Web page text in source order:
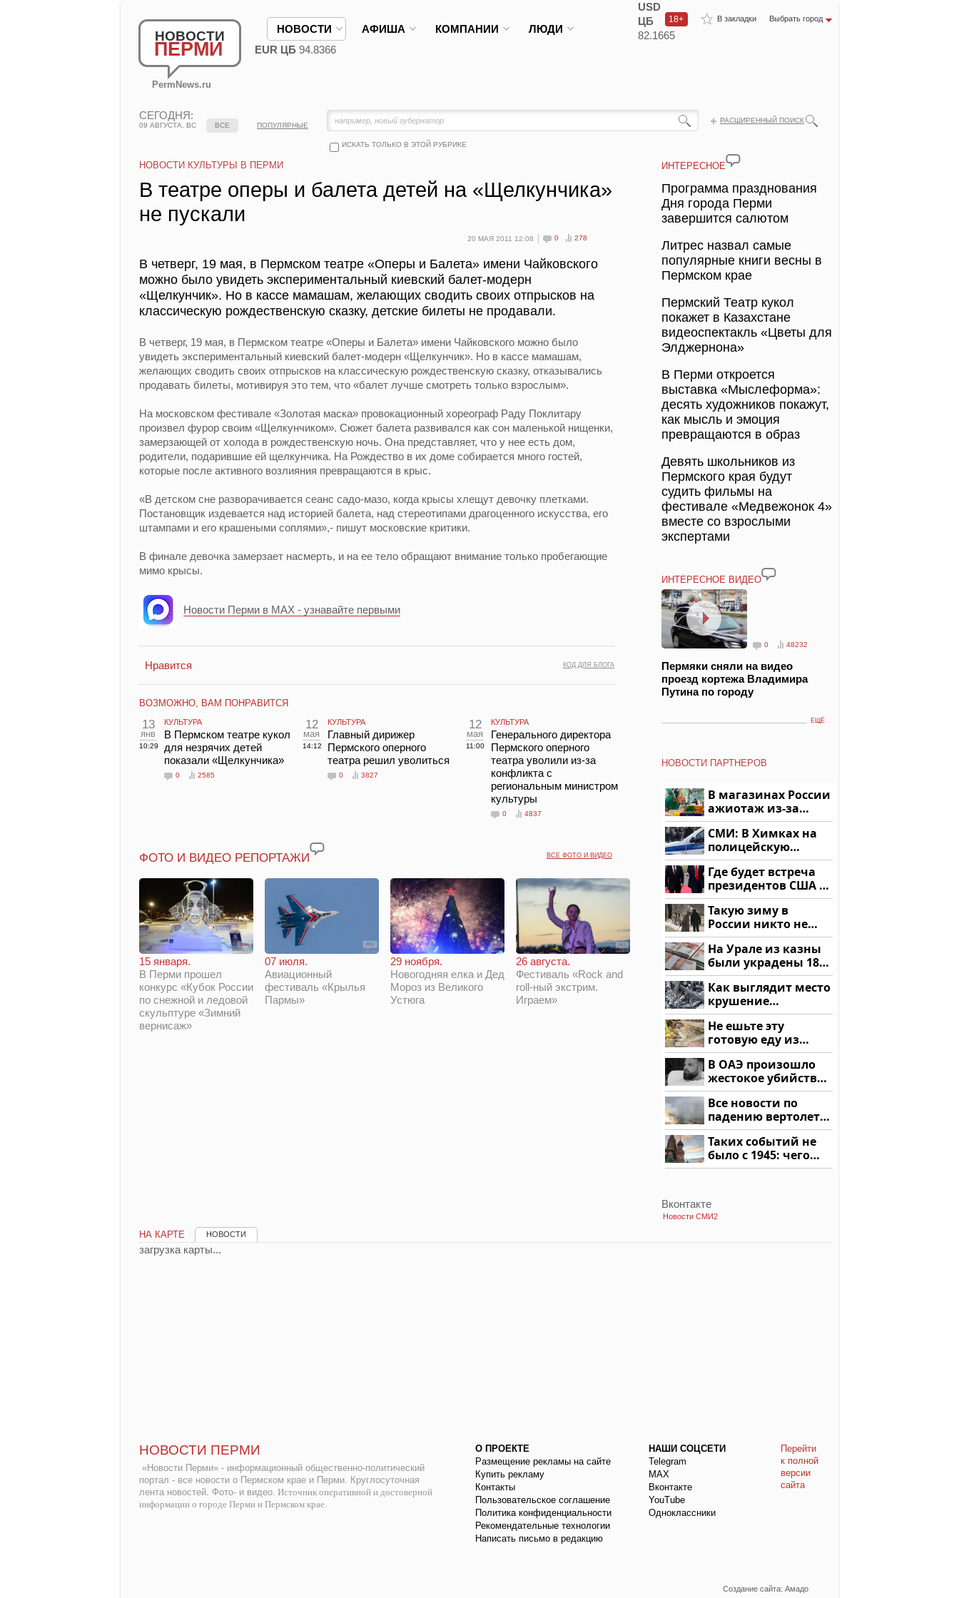
НОВОСТИ
ПЕРМИ
PermNews.ru
В закладки Выбрать город
18+
НОВОСТИ АФИША КОМПАНИИ ЛЮДИ
USD
ЦБ
82.1665
EUR ЦБ 94.8366
СЕГОДНЯ:
09 АВГУСТА, ВС
РАСШИРЕННЫЙ ПОИСК
ИСКАТЬ ТОЛЬКО В ЭТОЙ РУБРИКЕ
ВСЕ ПОПУЛЯРНЫЕ
НОВОСТИ КУЛЬТУРЫ В ПЕРМИ
В театре оперы и балета детей на «Щелкунчика»
не пускали
20 МАЯ 2011 12:08 0 278
В четверг, 19 мая, в Пермском театре «Оперы и Балета» имени Чайковского
можно было увидеть экспериментальный киевский балет-модерн
«Щелкунчик». Но в кассе мамашам, желающих сводить своих отпрысков на
классическую рождественскую сказку, детские билеты не продавали.
В четверг, 19 мая, в Пермском театре «Оперы и Балета» имени Чайковского можно было
увидеть экспериментальный киевский балет-модерн «Щелкунчик». Но в кассе мамашам,
желающих сводить своих отпрысков на классическую рождественскую сказку, отказывались
продавать билеты, мотивируя это тем, что «балет лучше смотреть только взрослым».
На московском фестивале «Золотая маска» провокационный хореограф Раду Поклитару
произвел фурор своим «Щелкунчиком». Сюжет балета развивался как сон маленькой нищенки,
замерзающей от холода в рождественскую ночь. Она представляет, что у нее есть дом,
родители, подарившие ей щелкунчика. На Рождество в их доме собирается много гостей,
которые после активного возлияния превращаются в крыс.
«В детском сне разворачивается сеанс садо-мазо, когда крысы хлещут девочку плетками.
Постановщик издевается над историей балета, над стереотипами драгоценного искусства, его
штампами и его крашеными соплями»,- пишут московские критики.
В финале девочка замерзает насмерть, и на ее тело обращают внимание только пробегающие
мимо крысы.
Новости Перми в MAX - узнавайте первыми
КОД ДЛЯ БЛОГА
Нравится
ВОЗМОЖНО, ВАМ ПОНРАВИТСЯ
13
янв
10:29
КУЛЬТУРА
В Пермском театре кукол
для незрячих детей
показали «Щелкунчика»
0 2585
12
мая
14:12
КУЛЬТУРА
Главный дирижер
Пермского оперного
театра решил уволиться
0 3827
12
мая
11:00
КУЛЬТУРА
Генерального директора
Пермского оперного
театра уволили из-за
конфликта с
региональным министром
культуры
0 4837
ВСЕ ФОТО И ВИДЕО
ФОТО И ВИДЕО РЕПОРТАЖИ
15 января.
В Перми прошел
конкурс «Кубок России
по снежной и ледовой
скульптуре «Зимний
вернисаж»
07 июля.
Авиационный
фестиваль «Крылья
Пармы»
29 ноября.
Новогодняя елка и Дед
Мороз из Великого
Устюга
26 августа.
Фестиваль «Rock and
roll-ный экстрим.
Играем»
ИНТЕРЕСНОЕ
Программа празднования
Дня города Перми
завершится салютом
Литрес назвал самые
популярные книги весны в
Пермском крае
Пермский Театр кукол
покажет в Казахстане
видеоспектакль «Цветы для
Элджернона»
В Перми откроется
выставка «Мыслеформа»:
десять художников покажут,
как мысль и эмоция
превращаются в образ
Девять школьников из
Пермского края будут
судить фильмы на
фестивале «Медвежонок 4»
вместе со взрослыми
экспертами
ИНТЕРЕСНОЕ ВИДЕО
0 48232
Пермяки сняли на видео
проезд кортежа Владимира
Путина по городу
ЕЩЁ
НОВОСТИ ПАРТНЕРОВ
В магазинах России
ажиотаж из-за
этого продукта: что
купить?
СМИ: В Химках на
полицейскую
машину напали и
подожгли.
Где будет встреча
президентов США и
России: Европа?
Такую зиму в
России никто не
ждал: как так?!
На Урале из казны
были украдены 18
миллионов рублей
Как выглядит место
крушение
вертолета на
Кавказе: смотреть
Не ешьте эту
готовую еду из
магазина: список
В ОАЭ произошло
жестокое убийство
криптомиллионера
Все новости по
падению вертолета
на Кавказе: читать
здесь
Таких событий не
было с 1945: чего
ждать всем нам?
Вконтакте
Новости СМИ2
НА КАРТЕ НОВОСТИ
загрузка карты...
НОВОСТИ ПЕРМИ
«Новости Перми» - информационный общественно-политический
портал - все новости о Пермском крае и Перми. Круглосуточная
лента новостей. Фото- и видео. Источник оперативной и достоверной
информации о городе Перми и Пермском крае.
О ПРОЕКТЕ
Размещение рекламы на сайте
Купить рекламу
Контакты
Пользовательское соглашение
Политика конфиденциальности
Рекомендательные технологии
Написать письмо в редакцию
НАШИ СОЦСЕТИ
Telegram
МАХ
Вконтакте
YouTube
Одноклассники
Перейти
к полной
версии
сайта
Создание сайта: Амадо